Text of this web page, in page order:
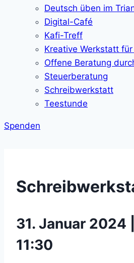
Deutsch üben im
Digital-Café
Kafi-Treff
Kreative Werkstatt
Offene Beratung
Steuerberatung
Schreibwerkstatt
Teestunde
Spenden
31. Januar 2024
11:30